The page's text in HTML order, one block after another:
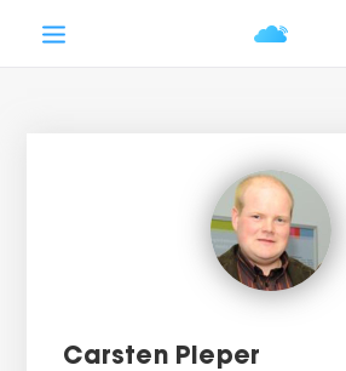
Carsten Pieper